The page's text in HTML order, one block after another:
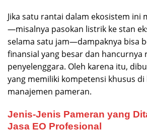
Jika satu rantai dalam ekosistem ini
—misalnya pasokan listrik ke stan
selama satu jam—dampaknya bisa
finansial yang besar dan hancurnya
penyelenggara. Oleh karena itu,
yang memiliki kompetensi khusus di
manajemen pameran.
Jenis-Jenis Pameran yang
Jasa EO Profesional